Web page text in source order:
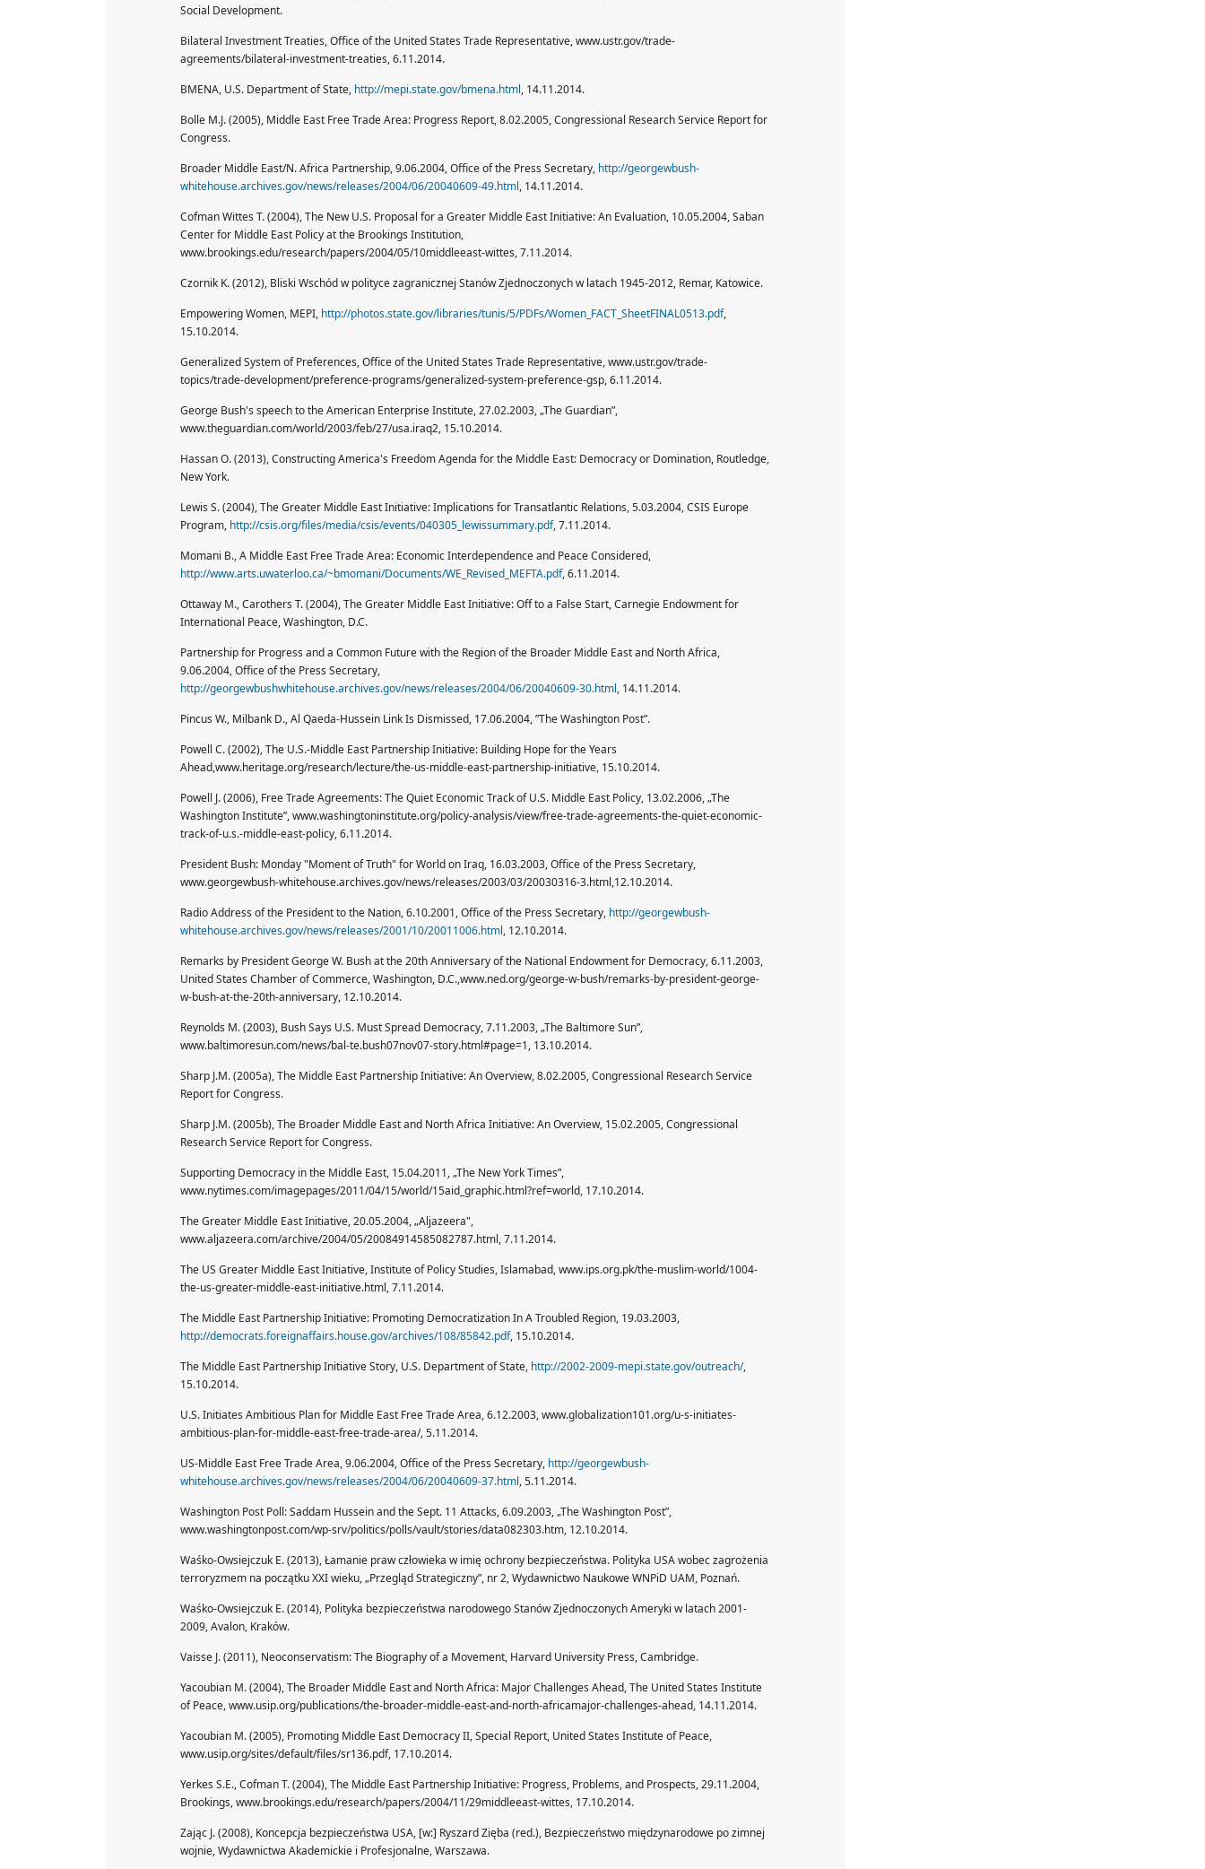
Social Development.
Bilateral Investment Treaties, Office of the United States Trade Representative, www.ustr.gov/trade-
agreements/bilateral-investment-treaties, 6.11.2014.
BMENA, U.S. Department of State, http://mepi.state.gov/bmena.html, 14.11.2014.
Bolle M.J. (2005), Middle East Free Trade Area: Progress Report, 8.02.2005, Congressional Research Service Report for
Congress.
Broader Middle East/N. Africa Partnership, 9.06.2004, Office of the Press Secretary, http://georgewbush-
whitehouse.archives.gov/news/releases/2004/06/20040609-49.html, 14.11.2014.
Cofman Wittes T. (2004), The New U.S. Proposal for a Greater Middle East Initiative: An Evaluation, 10.05.2004, Saban
Center for Middle East Policy at the Brookings Institution,
www.brookings.edu/research/papers/2004/05/10middleeast-wittes, 7.11.2014.
Czornik K. (2012), Bliski Wschód w polityce zagranicznej Stanów Zjednoczonych w latach 1945-2012, Remar, Katowice.
Empowering Women, MEPI, http://photos.state.gov/libraries/tunis/5/PDFs/Women_FACT_SheetFINAL0513.pdf,
15.10.2014.
Generalized System of Preferences, Office of the United States Trade Representative, www.ustr.gov/trade-
topics/trade-development/preference-programs/generalized-system-preference-gsp, 6.11.2014.
George Bush's speech to the American Enterprise Institute, 27.02.2003, „The Guardian”,
www.theguardian.com/world/2003/feb/27/usa.iraq2, 15.10.2014.
Hassan O. (2013), Constructing America's Freedom Agenda for the Middle East: Democracy or Domination, Routledge,
New York.
Lewis S. (2004), The Greater Middle East Initiative: Implications for Transatlantic Relations, 5.03.2004, CSIS Europe
Program, http://csis.org/files/media/csis/events/040305_lewissummary.pdf, 7.11.2014.
Momani B., A Middle East Free Trade Area: Economic Interdependence and Peace Considered,
http://www.arts.uwaterloo.ca/~bmomani/Documents/WE_Revised_MEFTA.pdf, 6.11.2014.
Ottaway M., Carothers T. (2004), The Greater Middle East Initiative: Off to a False Start, Carnegie Endowment for
International Peace, Washington, D.C.
Partnership for Progress and a Common Future with the Region of the Broader Middle East and North Africa,
9.06.2004, Office of the Press Secretary,
http://georgewbushwhitehouse.archives.gov/news/releases/2004/06/20040609-30.html, 14.11.2014.
Pincus W., Milbank D., Al Qaeda-Hussein Link Is Dismissed, 17.06.2004, ”The Washington Post”.
Powell C. (2002), The U.S.-Middle East Partnership Initiative: Building Hope for the Years
Ahead,www.heritage.org/research/lecture/the-us-middle-east-partnership-initiative, 15.10.2014.
Powell J. (2006), Free Trade Agreements: The Quiet Economic Track of U.S. Middle East Policy, 13.02.2006, „The
Washington Institute”, www.washingtoninstitute.org/policy-analysis/view/free-trade-agreements-the-quiet-economic-
track-of-u.s.-middle-east-policy, 6.11.2014.
President Bush: Monday "Moment of Truth" for World on Iraq, 16.03.2003, Office of the Press Secretary,
www.georgewbush-whitehouse.archives.gov/news/releases/2003/03/20030316-3.html,12.10.2014.
Radio Address of the President to the Nation, 6.10.2001, Office of the Press Secretary, http://georgewbush-
whitehouse.archives.gov/news/releases/2001/10/20011006.html, 12.10.2014.
Remarks by President George W. Bush at the 20th Anniversary of the National Endowment for Democracy, 6.11.2003,
United States Chamber of Commerce, Washington, D.C.,www.ned.org/george-w-bush/remarks-by-president-george-
w-bush-at-the-20th-anniversary, 12.10.2014.
Reynolds M. (2003), Bush Says U.S. Must Spread Democracy, 7.11.2003, „The Baltimore Sun”,
www.baltimoresun.com/news/bal-te.bush07nov07-story.html#page=1, 13.10.2014.
Sharp J.M. (2005a), The Middle East Partnership Initiative: An Overview, 8.02.2005, Congressional Research Service
Report for Congress.
Sharp J.M. (2005b), The Broader Middle East and North Africa Initiative: An Overview, 15.02.2005, Congressional
Research Service Report for Congress.
Supporting Democracy in the Middle East, 15.04.2011, „The New York Times”,
www.nytimes.com/imagepages/2011/04/15/world/15aid_graphic.html?ref=world, 17.10.2014.
The Greater Middle East Initiative, 20.05.2004, „Aljazeera",
www.aljazeera.com/archive/2004/05/20084914585082787.html, 7.11.2014.
The US Greater Middle East Initiative, Institute of Policy Studies, Islamabad, www.ips.org.pk/the-muslim-world/1004-
the-us-greater-middle-east-initiative.html, 7.11.2014.
The Middle East Partnership Initiative: Promoting Democratization In A Troubled Region, 19.03.2003,
http://democrats.foreignaffairs.house.gov/archives/108/85842.pdf, 15.10.2014.
The Middle East Partnership Initiative Story, U.S. Department of State, http://2002-2009-mepi.state.gov/outreach/,
15.10.2014.
U.S. Initiates Ambitious Plan for Middle East Free Trade Area, 6.12.2003, www.globalization101.org/u-s-initiates-
ambitious-plan-for-middle-east-free-trade-area/, 5.11.2014.
US-Middle East Free Trade Area, 9.06.2004, Office of the Press Secretary, http://georgewbush-
whitehouse.archives.gov/news/releases/2004/06/20040609-37.html, 5.11.2014.
Washington Post Poll: Saddam Hussein and the Sept. 11 Attacks, 6.09.2003, „The Washington Post”,
www.washingtonpost.com/wp-srv/politics/polls/vault/stories/data082303.htm, 12.10.2014.
Waśko-Owsiejczuk E. (2013), Łamanie praw człowieka w imię ochrony bezpieczeństwa. Polityka USA wobec zagrożenia
terroryzmem na początku XXI wieku, „Przegląd Strategiczny”, nr 2, Wydawnictwo Naukowe WNPiD UAM, Poznań.
Waśko-Owsiejczuk E. (2014), Polityka bezpieczeństwa narodowego Stanów Zjednoczonych Ameryki w latach 2001-
2009, Avalon, Kraków.
Vaisse J. (2011), Neoconservatism: The Biography of a Movement, Harvard University Press, Cambridge.
Yacoubian M. (2004), The Broader Middle East and North Africa: Major Challenges Ahead, The United States Institute
of Peace, www.usip.org/publications/the-broader-middle-east-and-north-africamajor-challenges-ahead, 14.11.2014.
Yacoubian M. (2005), Promoting Middle East Democracy II, Special Report, United States Institute of Peace,
www.usip.org/sites/default/files/sr136.pdf, 17.10.2014.
Yerkes S.E., Cofman T. (2004), The Middle East Partnership Initiative: Progress, Problems, and Prospects, 29.11.2004,
Brookings, www.brookings.edu/research/papers/2004/11/29middleeast-wittes, 17.10.2014.
Zając J. (2008), Koncepcja bezpieczeństwa USA, [w:] Ryszard Zięba (red.), Bezpieczeństwo międzynarodowe po zimnej
wojnie, Wydawnictwa Akademickie i Profesjonalne, Warszawa.